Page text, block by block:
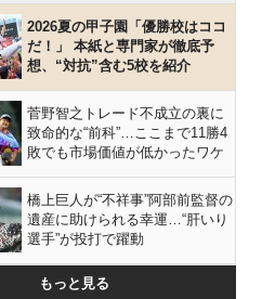
2026夏の甲子園「優勝校はココ
だ！」 本紙と専門家が徹底予
想、“対抗”含む5校を紹介
菅野智之トレード不成立の裏に
致命的な“前科”…ここまで11勝4
敗でも市場価値が低かったワケ
橋上巨人が“不祥事”阿部前監督の
遺産に助けられる幸運…“肝いり
選手”が投打で躍動
もっと見る